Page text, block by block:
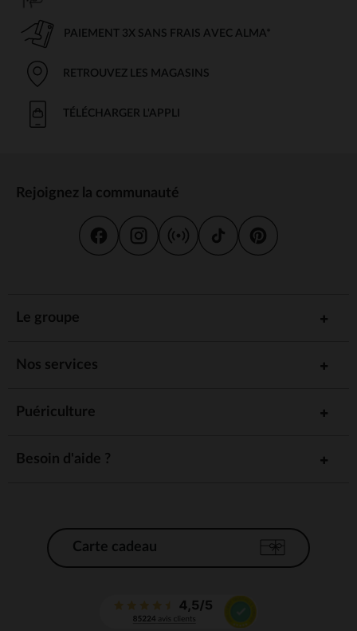
PAIEMENT 3X SANS FRAIS AVEC ALMA*
RETROUVEZ LES MAGASINS
TÉLÉCHARGER L'APPLI
Rejoignez la communauté
Le groupe
Nos services
Puériculture
Besoin d'aide ?
Carte cadeau